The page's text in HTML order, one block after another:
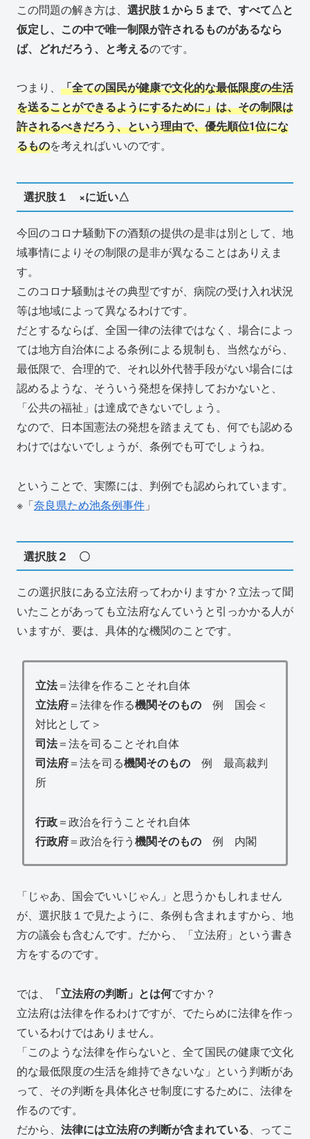
この問題の解き方は、 選択肢１から５まで、すべて△と
仮定し、この中で唯一制限が許されるものがあるなら
ば、どれだろう、と考えるのです。
つまり、 「全ての国民が健康で文化的な最低限度の生活
を送ることができるようにするために」は、その制限は
許されるべきだろう、という理由で、優先順位1位にな
るものを考えればいいのです。
選択肢１ ×に近い△
今回のコロナ騒動下の酒類の提供の是非は別として、地
域事情によりその制限の是非が異なることはありえま
す。
このコロナ騒動はその典型ですが、病院の受け入れ状況
等は地域によって異なるわけです。
だとするならば、全国一律の法律ではなく、場合によっ
ては地方自治体による条例による規制も、当然ながら、
最低限で、合理的で、それ以外代替手段がない場合には
認めるような、そういう発想を保持しておかないと、
「公共の福祉」は達成できないでしょう。
なので、日本国憲法の発想を踏まえても、何でも認める
わけではないでしょうが、条例でも可でしょうね。
ということで、実際には、判例でも認められています。
※「奈良県ため池条例事件 」
選択肢２ 〇
この選択肢にある立法府ってわかりますか？立法って聞
いたことがあっても立法府なんていうと引っかかる人が
いますが、要は、具体的な機関のことです。
立法＝法律を作ることそれ自体
立法府＝法律を作る機関そのもの 例 国会＜
対比として＞
司法＝法を司ることそれ自体
司法府＝法を司る機関そのもの 例 最高裁判
所
行政＝政治を行うことそれ自体
行政府＝政治を行う機関そのもの 例 内閣
「じゃあ、国会でいいじゃん」と思うかもしれません
が、選択肢１で見たように、条例も含まれますから、地
方の議会も含むんです。だから、「立法府」という書き
方をするのです。
では、 「立法府の判断」とは何ですか？
立法府は法律を作るわけですが、でたらめに法律を作っ
ているわけではありません。
「このような法律を作らないと、全て国民の健康で文化
的な最低限度の生活を維持できないな」という判断があ
って、その判断を具体化させ制度にするために、法律を
作るのです。
だから、 法律には立法府の判断が含まれている、ってこ